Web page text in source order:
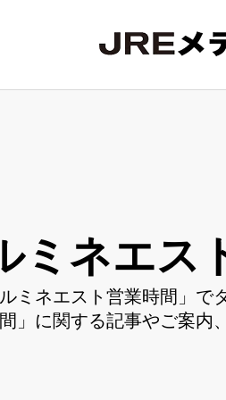
ミネエス
ミネエスト営業時間」で
」に関する記事やご案内